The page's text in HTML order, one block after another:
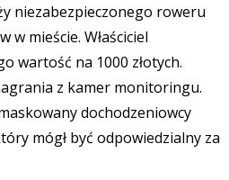
niezabezpieczonego roweru
mieście. Właściciel
wartość na 1000 złotych.
z kamer monitoringu.
dochodzeniowcy
mógł być odpowiedzialny za